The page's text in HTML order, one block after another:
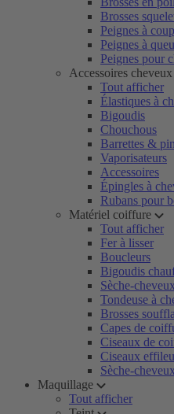
Brosses
Peignes à
Peignes à
Peignes pour
Accessoires cheveux
Tout afficher
Élastiques à
Bigoudis
Chouchous
Barrettes &
Vaporisateurs
Accessoires
Épingles à
Rubans pour
Matériel coiffure
Tout afficher
Fer à lisser
Boucleurs
Bigoudis
Sèche-cheveux
Tondeuse à
Brosses
Capes de
Ciseaux de
Ciseaux
Sèche-
Maquillage
Tout afficher